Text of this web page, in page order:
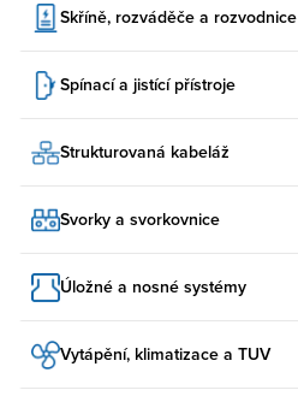
Skříně, rozváděče a rozvodnice
Spínací a jistící přístroje
Strukturovaná kabeláž
Svorky a svorkovnice
Úložné a nosné systémy
Vytápění, klimatizace a TUV